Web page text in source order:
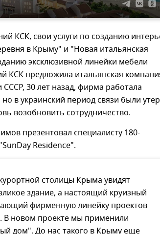
КСК, свои услуги по созданию
в Крыму" и "Новая итальянская
эксклюзивной линейки мебели
КСК предложила итальянская
30 лет назад, фирма работала
в украинский период связи были
возобновить сотрудничество.
презентовал специалисту 180-
Residence".
столицы Крыма увидят
здание, а настоящий круизный
фирменную линейку проектов
В новом проекте мы применили
дом". До нас такого в Крыму еще